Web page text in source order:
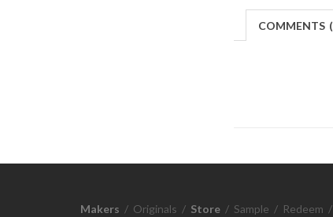
COMMENTS (
Makers / Originals / Store / Sample / Redeem /